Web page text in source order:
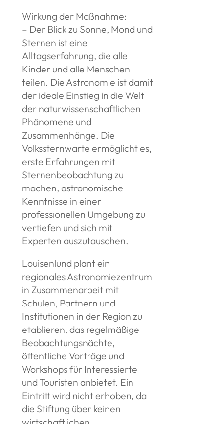
Wirkung der Maßnahme:
– Der Blick zu Sonne, Mond und
Sternen ist eine
Alltagserfahrung, die alle
Kinder und alle Menschen
teilen. Die Astronomie ist damit
der ideale Einstieg in die Welt
der naturwissenschaftlichen
Phänomene und
Zusammenhänge. Die
Volkssternwarte ermöglicht es,
erste Erfahrungen mit
Sternenbeobachtung zu
machen, astronomische
Kenntnisse in einer
professionellen Umgebung zu
vertiefen und sich mit
Experten auszutauschen.
Louisenlund plant ein
regionales Astronomiezentrum
in Zusammenarbeit mit
Schulen, Partnern und
Institutionen in der Region zu
etablieren, das regelmäßige
Beobachtungsnächte,
öffentliche Vorträge und
Workshops für Interessierte
und Touristen anbietet. Ein
Eintritt wird nicht erhoben, da
die Stiftung über keinen